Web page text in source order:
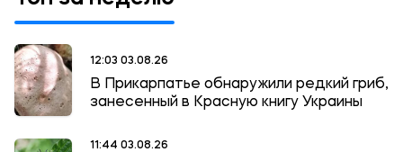
12:03 03.08.26
В Прикарпатье обнаружили редкий гриб,
занесенный в Красную книгу Украины
11:44 03.08.26